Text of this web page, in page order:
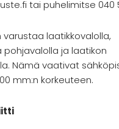
tai puhelimitse 040
laatikkovalolla,
ja laatikon
Nämä vaativat
mm:n korkeuteen.